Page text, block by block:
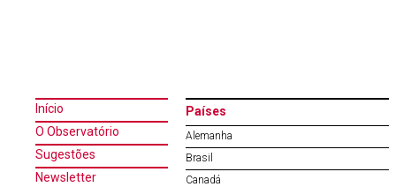
Início
O Observatório
Sugestões
Newsletter
Países
Alemanha
Brasil
Canadá